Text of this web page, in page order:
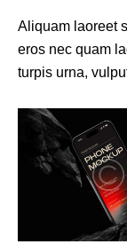
Aliquam laoreet
eros nec quam
turpis urna,